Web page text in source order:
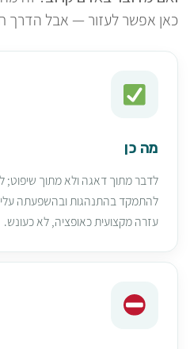
כאן אפשר לעזור — אבל הדרך
מה כן
לדבר מתוך דאגה ולא מתוך שיפוט;
להתמקד בהתנהגות ובהשפעתה
עזרה מקצועית כאופציה, לא כעונש.